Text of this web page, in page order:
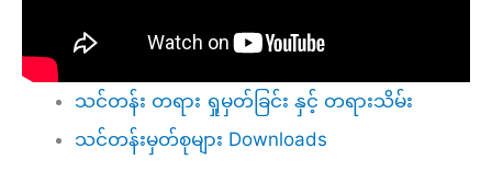
သင်တန်း တရား ရှုမှတ်ခြင်း နှင့် တရားသိမ်း
သင်တန်းမှတ်စုများ Downloads